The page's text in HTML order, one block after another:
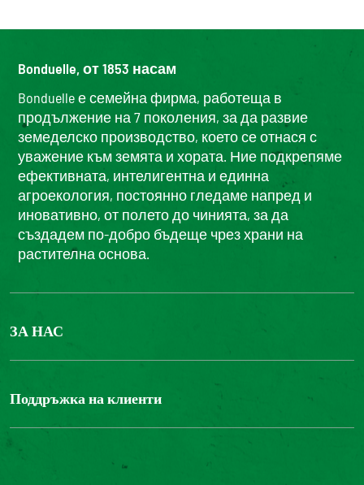
Bonduelle, от 1853 насам
Bonduelle е семейна фирма, работеща в
продължение на 7 поколения, за да развие
земеделско производство, което се отнася с
уважение към земята и хората. Ние подкрепяме
ефективната, интелигентна и единна
агроекология, постоянно гледаме напред и
иновативно, от полето до чинията, за да
създадем по-добро бъдеще чрез храни на
растителна основа.
ЗА НАС
БОНДЮЕЛ ГРУП
Поддръжка на клиенти
Свържете се с нас
Достъпност на уебсайта: не е съвместим